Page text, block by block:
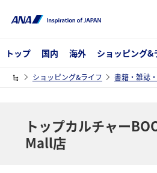
トップ 国内 海外 ショッピング&
ショッピング&ライフ 書籍・雑誌
トップカルチャー
Mall店